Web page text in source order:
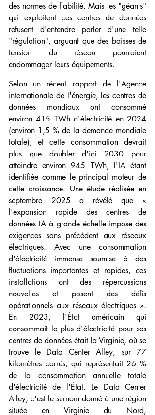
des normes de fiabilité. Mais les "géants"
qui exploitent ces centres de données
refusent d'entendre parler d'une telle
"régulation", arguant que des baisses de
tension du réseau pourraient
endommager leurs équipements.
Selon un récent rapport de l'Agence
internationale de l'énergie, les centres de
données mondiaux ont consommé
environ 415 TWh d'électricité en 2024
(environ 1,5 % de la demande mondiale
totale), et cette consommation devrait
plus que doubler d'ici 2030 pour
atteindre environ 945 TWh, l'IA étant
identifiée comme le principal moteur de
cette croissance. Une étude réalisée en
septembre 2025 a révélé que «
l'expansion rapide des centres de
données IA à grande échelle impose des
exigences sans précédent aux réseaux
électriques. Avec une consommation
d'électricité immense soumise à des
fluctuations importantes et rapides, ces
installations ont des répercussions
nouvelles et posent des défis
opérationnels aux réseaux électriques ».
En 2023, l'État américain qui
consommait le plus d'électricité pour ses
centres de données était la Virginie, où se
trouve le Data Center Alley, sur 77
kilomètres carrés, qui représentait 26 %
de la consommation annuelle totale
d'électricité de l'État. Le Data Center
Alley, c'est le surnom donné à une région
située en Virginie du Nord,